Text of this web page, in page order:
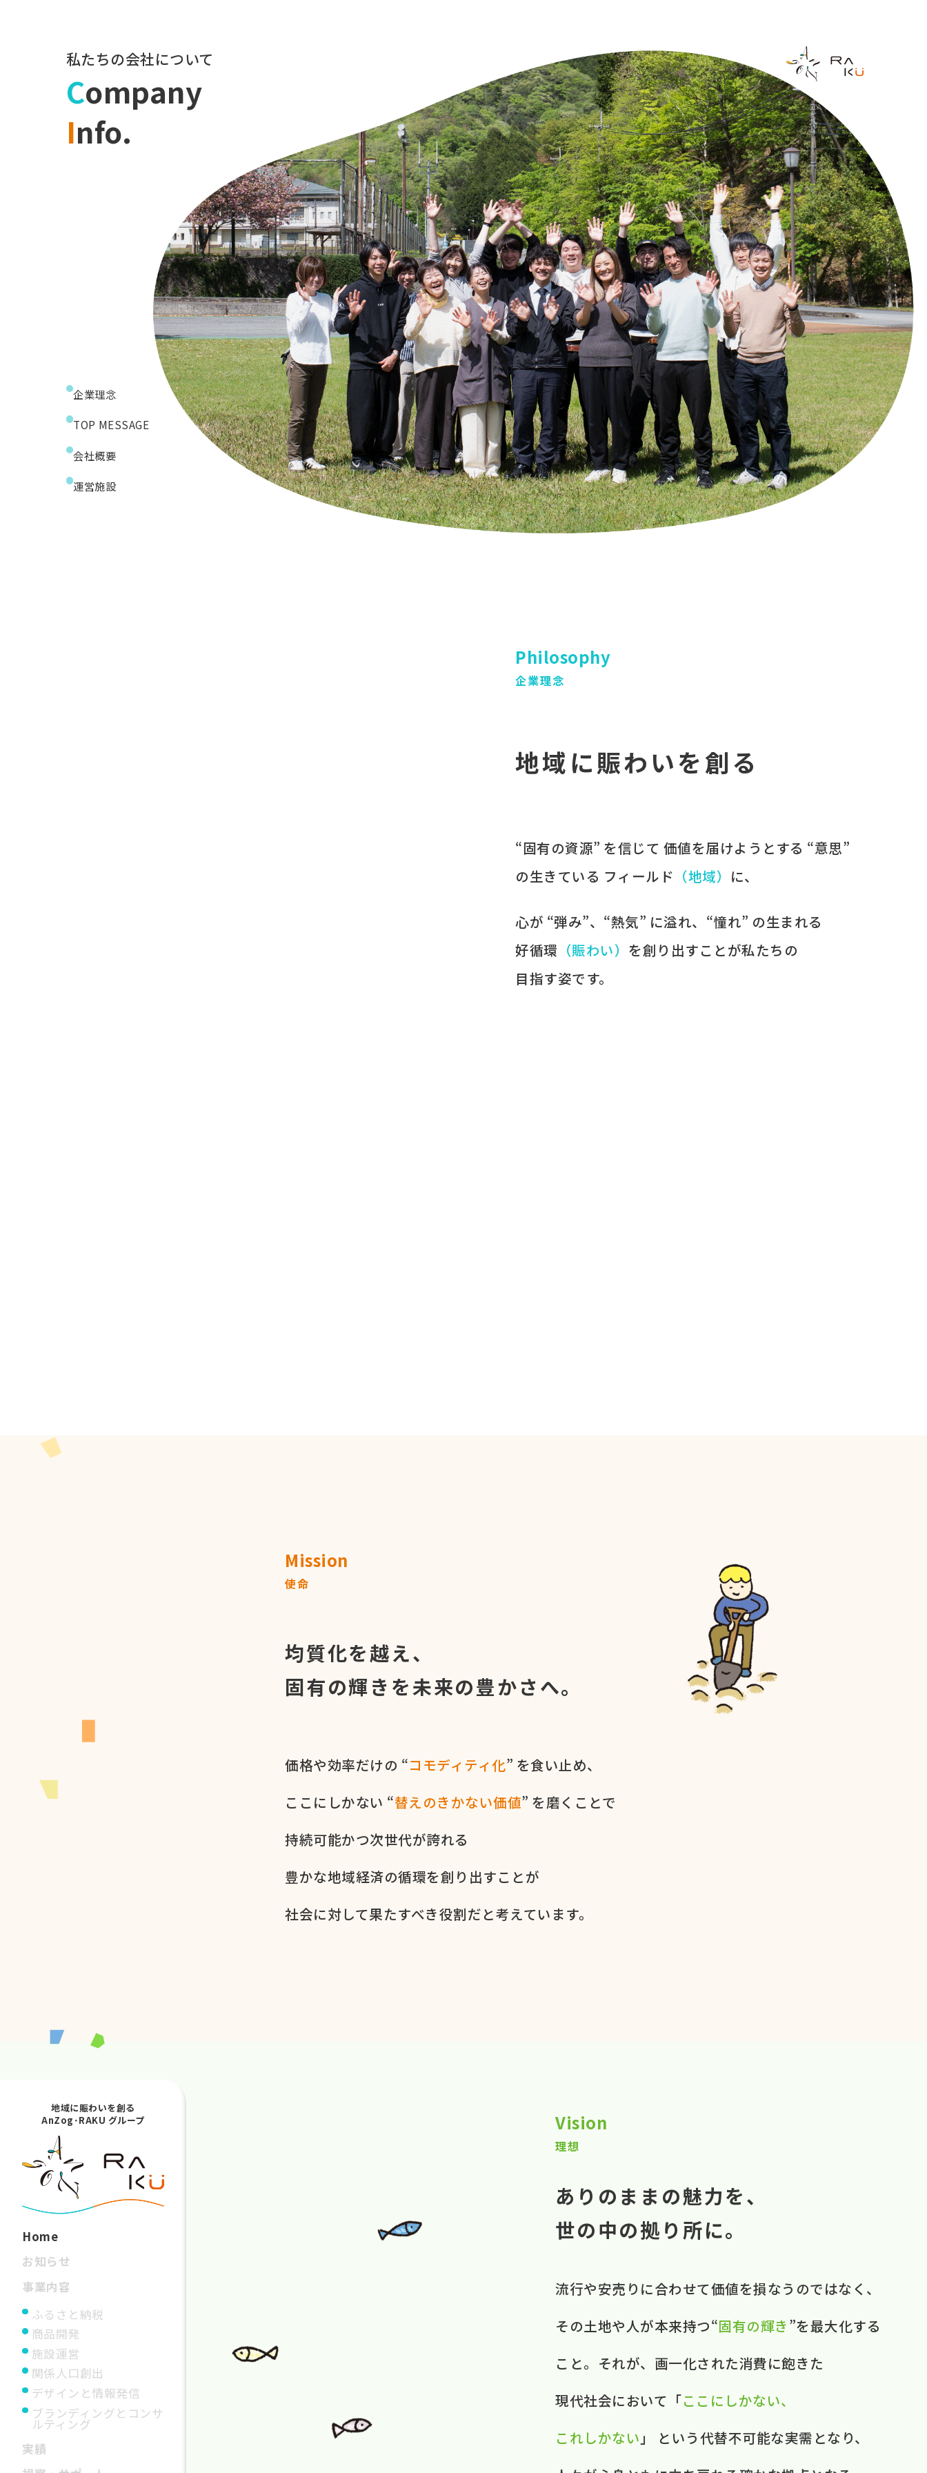
私たちの会社について
Company
Info.
企業理念
TOP MESSAGE
会社概要
運営施設
地域に賑わいを創る
AnZog･RAKU グループ
Home
お知らせ
事業内容
ふるさと納税
商品開発
施設運営
関係人口創出
デザインと情報発信
ブランディングとコンサ
ルティング
実績
Philosophy
企業理念
地域に賑わいを創る
“固有の​資源” を​信じて 価値を​届けようとする​ “意思”
の​生きている フィールド ​（地域） に、​
心が​ “弾み”、​“熱気” に​溢れ、​“憧れ” の​生まれる
好循環 ​（賑わい） を​創り出すことが​私たちの​
目指す姿です。​
Mission
使命
均質化を越え、
固有の輝きを未来の豊かさへ。
価格や​効率だけの​ “コモディティ化” を​食い​止め、
ここに​しかない​ “替えの​きかない​価値” を​磨く​ことで
持続可能かつ次世代が​誇れる
豊かな​地域経済の​循環を​創り出すことが
社会に​対して​果た​すべき役割だと​考えています。​
Vision
理想
ありのままの魅力を、
世の中の拠り所に。
流行や​安売りに​合わせて​価値を​損なうのではなく、​ ​
その​土地や​人が​本来​持つ“固有の​輝き”を​最大化する​
こと。​ それが、​画一化された​消費に​飽きた​
現代社会に​おいて​ ​「ここに​しかない、​
これしかない 」 と​いう​代替不可能な​実需と​なり、​